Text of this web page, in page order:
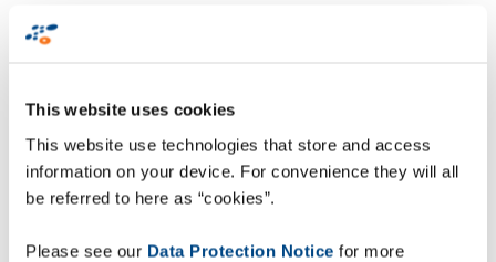
This website uses cookies
This website use technologies that store and access
information on your device. For convenience they will all
be referred to here as “cookies”.
Please see our Data Protection Notice for more
förpackningsutrymme. Det verifierar pallarnas
utrymmena registreras och valideras omedelbart
i Tzur Farms ERP system. Den här
automatiseringen förbättrar spårbarhet,
accelererar arbetsflöden, minskar manuell
verksamheten.